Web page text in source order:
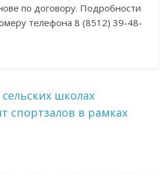
по договору. Подробности
телефона 8 (8512) 39-48-
школах
спортзалов в рамках